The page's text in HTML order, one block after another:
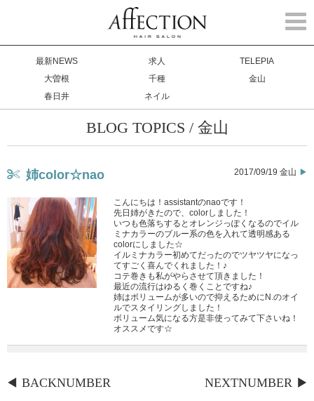
最新NEWS 求人
TELEPIA
大曽根
千種
金山
春日井
ネイル
BLOG TOPICS / 金山
姉color☆nao 2017/09/19 金山
こんにちは！assistantのnaoです！
先日姉がきたので、colorしました！
いつも色落ちするとオレンジっぽくなるのでイル
ミナカラーのブルー系の色を入れて透明感ある
colorにしました☆
イルミナカラー初めてだったのでツヤツヤになっ
てすごく喜んでくれました！♪
コテ巻きも私がやらさせて頂きました！
最近の流行はゆるく巻くことですね♪
姉はボリュームが多いので抑えるためにN.のオイ
ルでスタイリングしました！
ボリューム気になる方是非使ってみて下さいね！
オススメです☆
NEXTNUMBER
BACKNUMBER